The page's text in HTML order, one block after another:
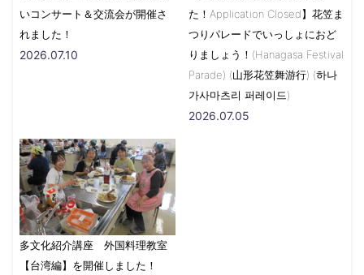
いコンサート＆交流会が開催さ
れました！
2026.07.10
た！Application Closed】花笠ま
つりパレードでいっしょにおど
りましょう！(Hanagasa Festival
Parade) (山形花笠舞游行) (하나
가사마츠리 퍼레이드)
2026.07.05
多文化紹介講座 外国料理教室
【台湾編】を開催しました！